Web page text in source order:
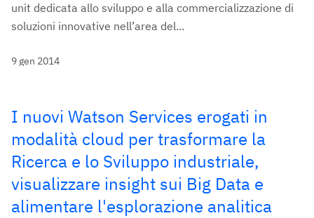
unit dedicata allo sviluppo e alla commercializzazione di
soluzioni innovative nell’area del...
9 gen 2014
I nuovi Watson Services erogati in
modalità cloud per trasformare la
Ricerca e lo Sviluppo industriale,
visualizzare insight sui Big Data e
alimentare l'esplorazione analitica